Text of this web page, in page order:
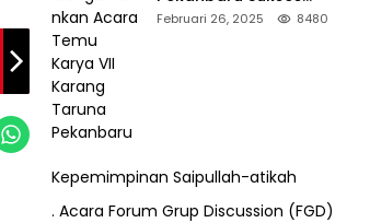
Mengamankan Acara Temu
Februari 26, 2025 8480
Kepemimpinan Saipullah-atikah
. Acara Forum Grup Discussion (FGD)